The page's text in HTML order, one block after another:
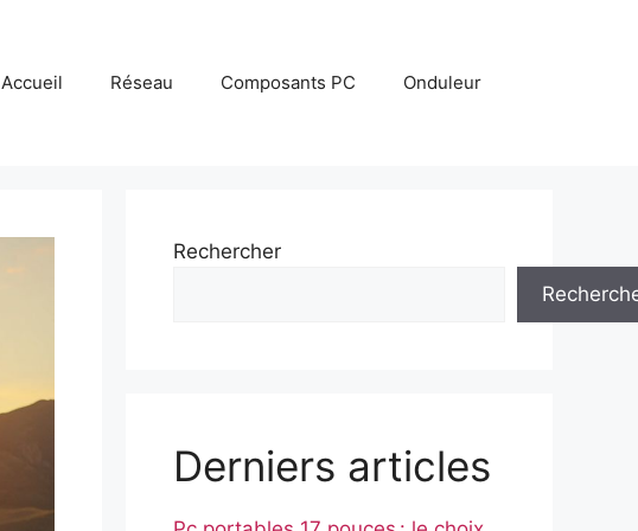
Accueil Réseau Composants PC Onduleur
Rechercher
Derniers articles